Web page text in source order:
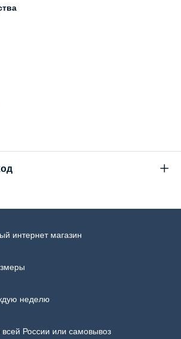
температуре не более 30С, химчистка
при низкой температуре до 110С
интернет магазин
неделю
всей России или самовывоз